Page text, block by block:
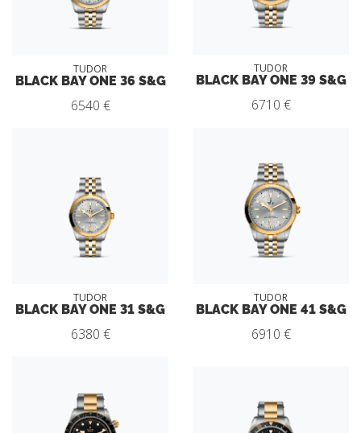
TUDOR
BLACK BAY ONE 36 S&G
6540 €
TUDOR
BLACK BAY ONE 39 S&G
6710 €
TUDOR
BLACK BAY ONE 31 S&G
6380 €
TUDOR
BLACK BAY ONE 41 S&G
6910 €